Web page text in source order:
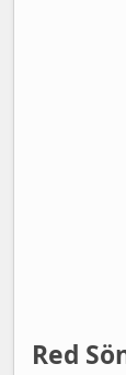
Red